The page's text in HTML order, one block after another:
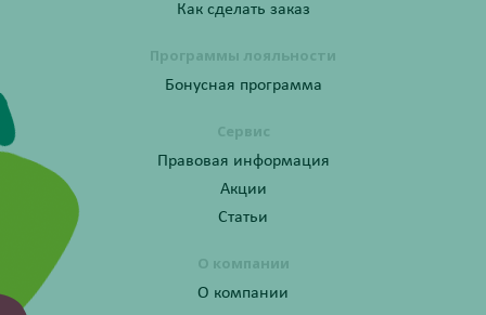
Как сделать заказ
Программы лояльности
Бонусная программа
Сервис
Правовая информация
Акции
Статьи
О компании
О компании